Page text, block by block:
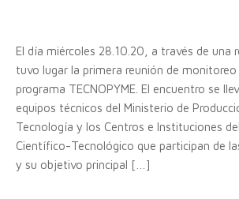
El día miércoles 28.10.20, a través de una
tuvo lugar la primera reunión de
programa TECNOPYME. El encuentro se
equipos técnicos del Ministerio de
Tecnología y los Centros e Instituciones
Científico-Tecnológico que participan de
y su objetivo principal […]